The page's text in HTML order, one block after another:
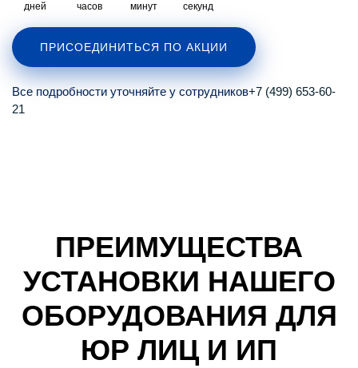
дней часов минут секунд
ПРИСОЕДИНИТЬСЯ ПО АКЦИИ
Все подробности уточняйте у сотрудников+7 (499) 653-60-
21
ПРЕИМУЩЕСТВА
УСТАНОВКИ НАШЕГО
ОБОРУДОВАНИЯ ДЛЯ
ЮР ЛИЦ И ИП